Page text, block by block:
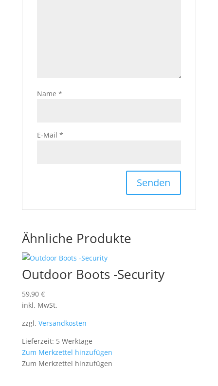
Name *
E-Mail *
Ähnliche Produkte
Outdoor Boots -Security
59,90 €
inkl. MwSt.
zzgl. Versandkosten
Lieferzeit: 5 Werktage
Zum Merkzettel hinzufügen
Zum Merkzettel hinzufügen